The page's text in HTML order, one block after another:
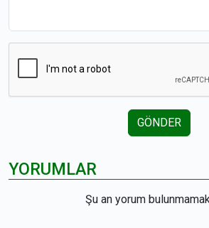
GÖNDER
YORUMLAR
Şu an yorum